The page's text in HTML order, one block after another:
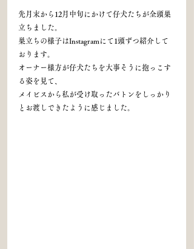
先月末から12月中旬にかけて仔犬たちが全頭巣
立ちました。
巣立ちの様子はInstagramにて1頭ずつ紹介して
おります。
オーナー様方が仔犬たちを大事そうに抱っこす
る姿を見て、
メイビスから私が受け取ったバトンをしっかり
とお渡しできたように感じました。